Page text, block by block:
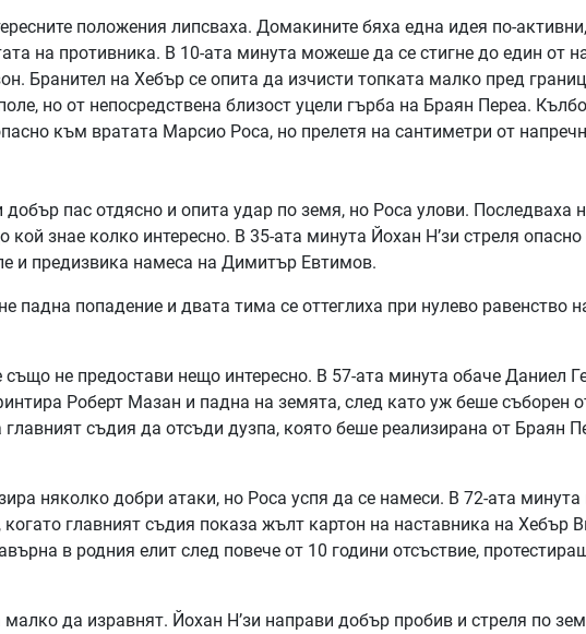
положения липсваха. Домакините бяха една идея по-
на противника. В 10-ата минута можеше да се стигне до един от
Бранител на Хебър се опита да изчисти топката малко пред
но от непосредствена близост уцели гърба на Браян Переа.
към вратата Марсио Роса, но прелетя на сантиметри от
пас отдясно и опита удар по земя, но Роса улови. Последваха
знае колко интересно. В 35-ата минута Йохан Н’зи стреля опасно
и предизвика намеса на Димитър Евтимов.
падна попадение и двата тима се оттеглиха при нулево равенство
не предостави нещо интересно. В 57-ата минута обаче Даниел
Роберт Мазан и падна на земята, след като уж беше съборен
съдия да отсъди дузпа, която беше реализирана от Браян
няколко добри атаки, но Роса успя да се намеси. В 72-ата минута
главният съдия показа жълт картон на наставника на Хебър
в родния елит след повече от 10 години отсъствие,
да изравнят. Йохан Н’зи направи добър пробив и стреля по